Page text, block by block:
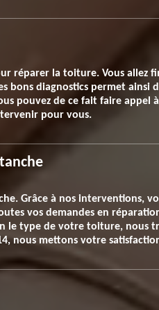
réparer la toiture. Vous allez
bons diagnostics permet ainsi
pouvez de ce fait faire
pour vous.
Grâce à nos interventions,
vos demandes en
le type de votre toiture, nous
nous mettons votre